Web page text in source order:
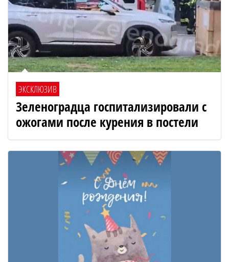
ЭКСКЛЮЗИВ
Зеленоградца госпитализировали с
ожогами после курения в постели